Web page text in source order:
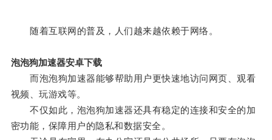
随着互联网的普及，人们越来越依赖于网络。
泡泡狗加速器安卓下载
而泡泡狗加速器能够帮助用户更快速地访问网页、观看
视频、玩游戏等。
不仅如此，泡泡狗加速器还具有稳定的连接和安全的加
密功能，保障用户的隐私和数据安全。